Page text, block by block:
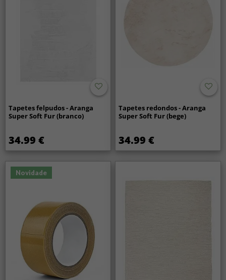
Tapetes felpudos - Aranga
Super Soft Fur (branco)
34.99 €
Tapetes redondos - Aranga
Super Soft Fur (bege)
34.99 €
Novidade